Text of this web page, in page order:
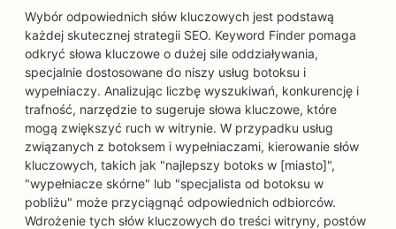
Wybór odpowiednich słów kluczowych jest podstawą
każdej skutecznej strategii SEO. Keyword Finder pomaga
odkryć słowa kluczowe o dużej sile oddziaływania,
specjalnie dostosowane do niszy usług botoksu i
wypełniaczy. Analizując liczbę wyszukiwań, konkurencję i
trafność, narzędzie to sugeruje słowa kluczowe, które
mogą zwiększyć ruch w witrynie. W przypadku usług
związanych z botoksem i wypełniaczami, kierowanie słów
kluczowych, takich jak "najlepszy botoks w [miasto]",
"wypełniacze skórne" lub "specjalista od botoksu w
pobliżu" może przyciągnąć odpowiednich odbiorców.
Wdrożenie tych słów kluczowych do treści witryny, postów